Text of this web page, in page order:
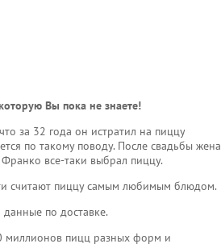
Вы пока не знаете!
за 32 года он истратил на пиццу
по такому поводу. После свадьбы жена
все-таки выбрал пиццу.
считают пиццу самым любимым блюдом.
по доставке.
миллионов пицц разных форм и